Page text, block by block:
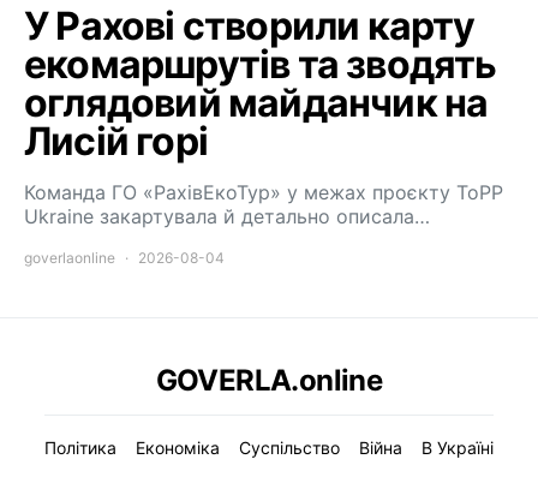
У Рахові створили карту
екомаршрутів та зводять
оглядовий майданчик на
Лисій горі
Команда ГО «РахівЕкоТур» у межах проєкту ToPP
Ukraine закартувала й детально описала…
goverlaonline 2026-08-04
GOVERLA.online
Політика Економіка Суспільство Війна В Україні